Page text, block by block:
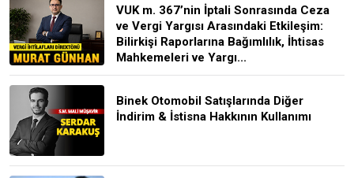
VUK m. 367’nin İptali Sonrasında Ceza
ve Vergi Yargısı Arasındaki Etkileşim:
Bilirkişi Raporlarına Bağımlılık, İhtisas
Mahkemeleri ve Yargı...
Binek Otomobil Satışlarında Diğer
İndirim & İstisna Hakkının Kullanımı